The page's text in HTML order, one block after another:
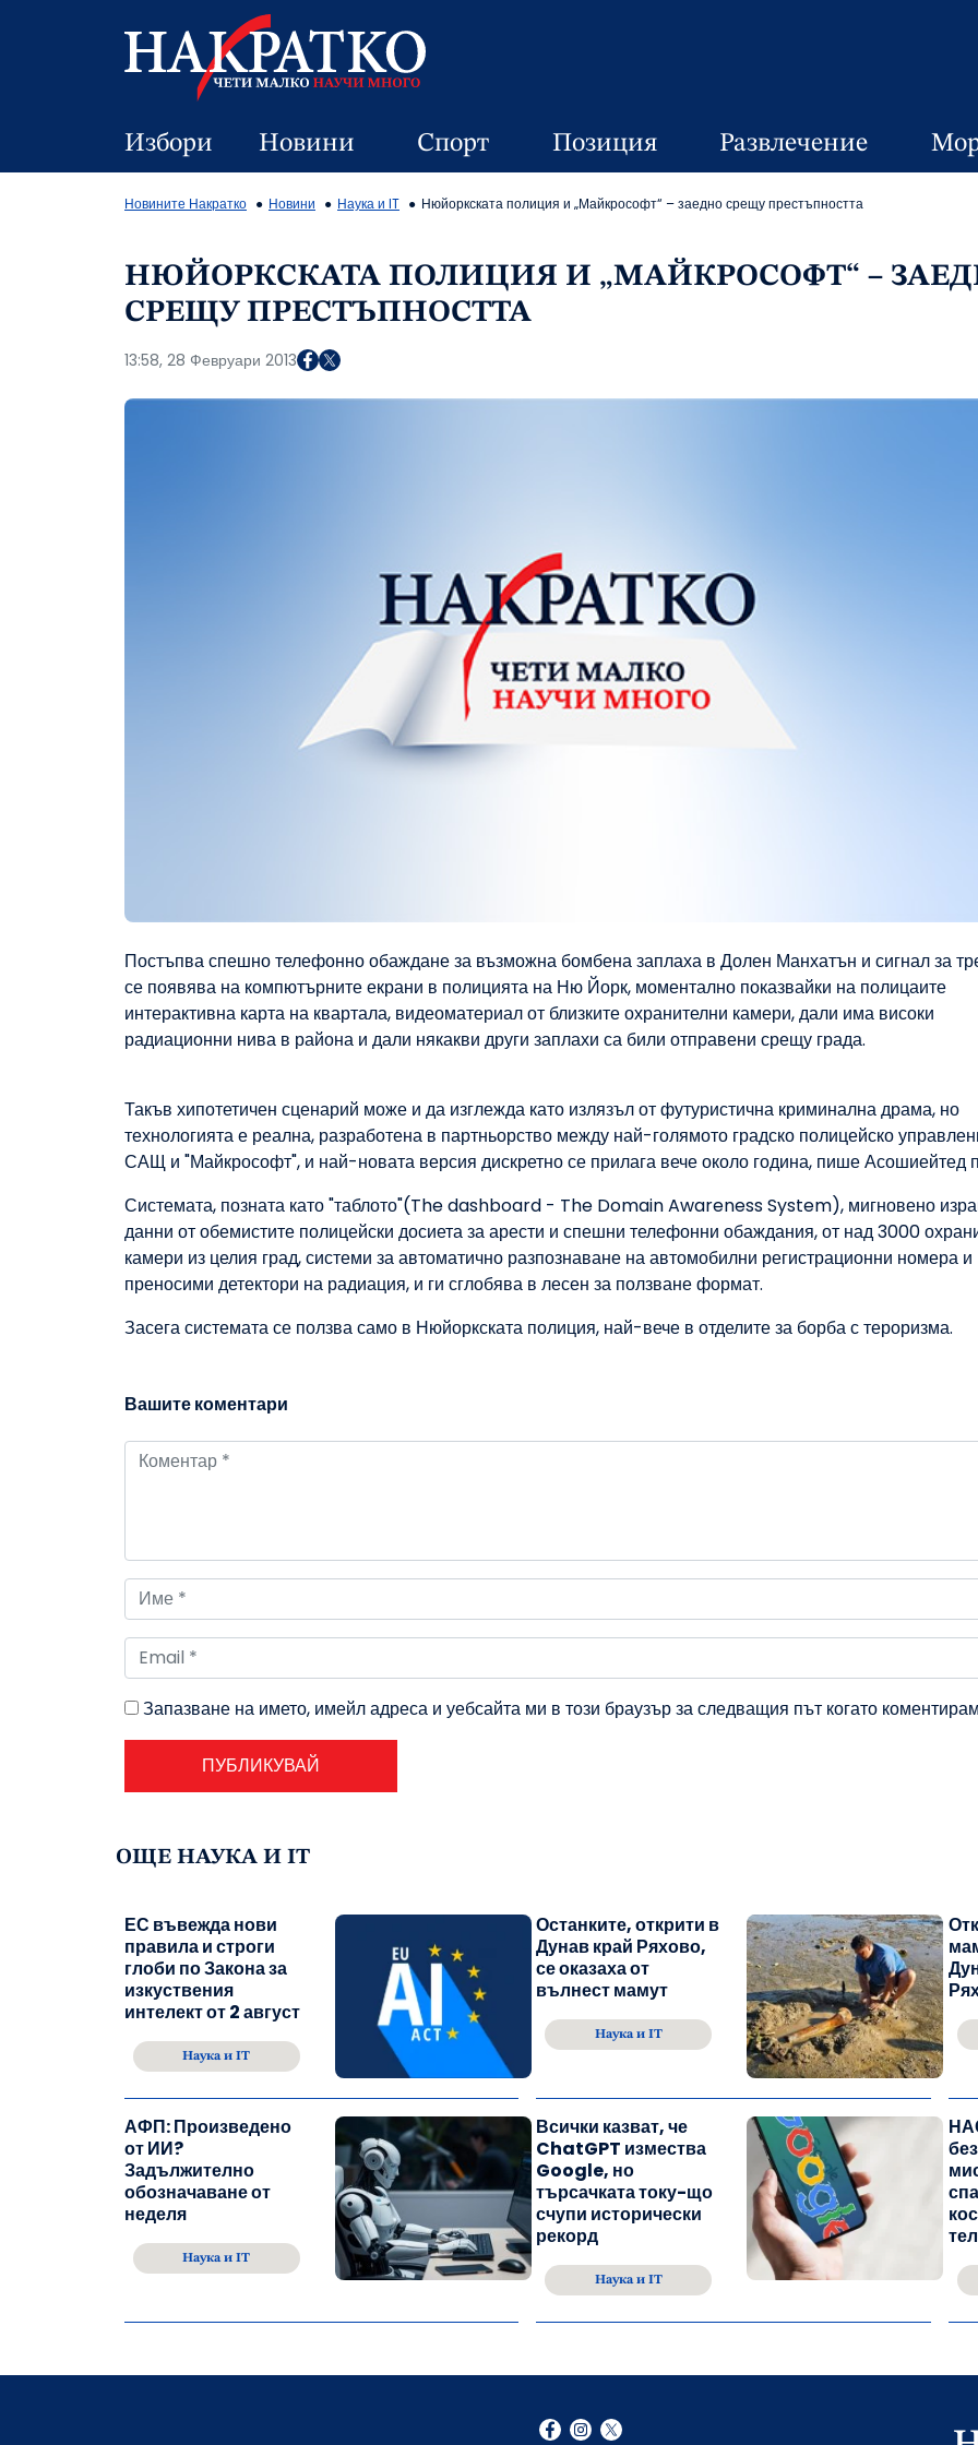
Избори Новини Спорт Позиция Развлечение
Новините Накратко Новини Наука и IT Нюйоркската полиция и „Майкрософт“ – заедно срещу престъпността
НЮЙОРКСКАТА ПОЛИЦИЯ И „МАЙКРОСОФТ“ –
СРЕЩУ ПРЕСТЪПНОСТТА
13:58, 28 Февруари 2013
Постъпва спешно телефонно обаждане за възможна бомбена заплаха в Долен Манхатън и сигнал за
се появява на компютърните екрани в полицията на Ню Йорк, моментално показвайки на полицаите
интерактивна карта на квартала, видеоматериал от близките охранителни камери, дали има високи
радиационни нива в района и дали някакви други заплахи са били отправени срещу града.
Такъв хипотетичен сценарий може и да изглежда като излязъл от футуристична криминална драма, но
технологията е реална, разработена в партньорство между най-голямото градско полицейско
САЩ и "Майкрософт", и най-новата версия дискретно се прилага вече около година, пише Асошиейтед
Системата, позната като "таблото"(The dashboard - The Domain Awareness System), мигновено
данни от обемистите полицейски досиета за арести и спешни телефонни обаждания, от над 3000
камери из целия град, системи за автоматично разпознаване на автомобилни регистрационни номера и
преносими детектори на радиация, и ги сглобява в лесен за ползване формат.
Засега системата се ползва само в Нюйоркската полиция, най-вече в отделите за борба с тероризма.
Вашите коментари
Запазване на името, имейл адреса и уебсайта ми в този браузър за следващия път когато
ОЩЕ НАУКА И IT
ЕС въвежда нови
правила и строги
глоби по Закона за
изкуствения
интелект от 2 август
Наука и IT
Останките, открити в
Дунав край Ряхово,
се оказаха от
вълнест мамут
Наука и IT
АФП: Произведено
от ИИ?
Задължително
обозначаване от
неделя
Наука и IT
Всички казват, че
ChatGPT измества
Google, но
търсачката току-що
счупи исторически
рекорд
Наука и IT